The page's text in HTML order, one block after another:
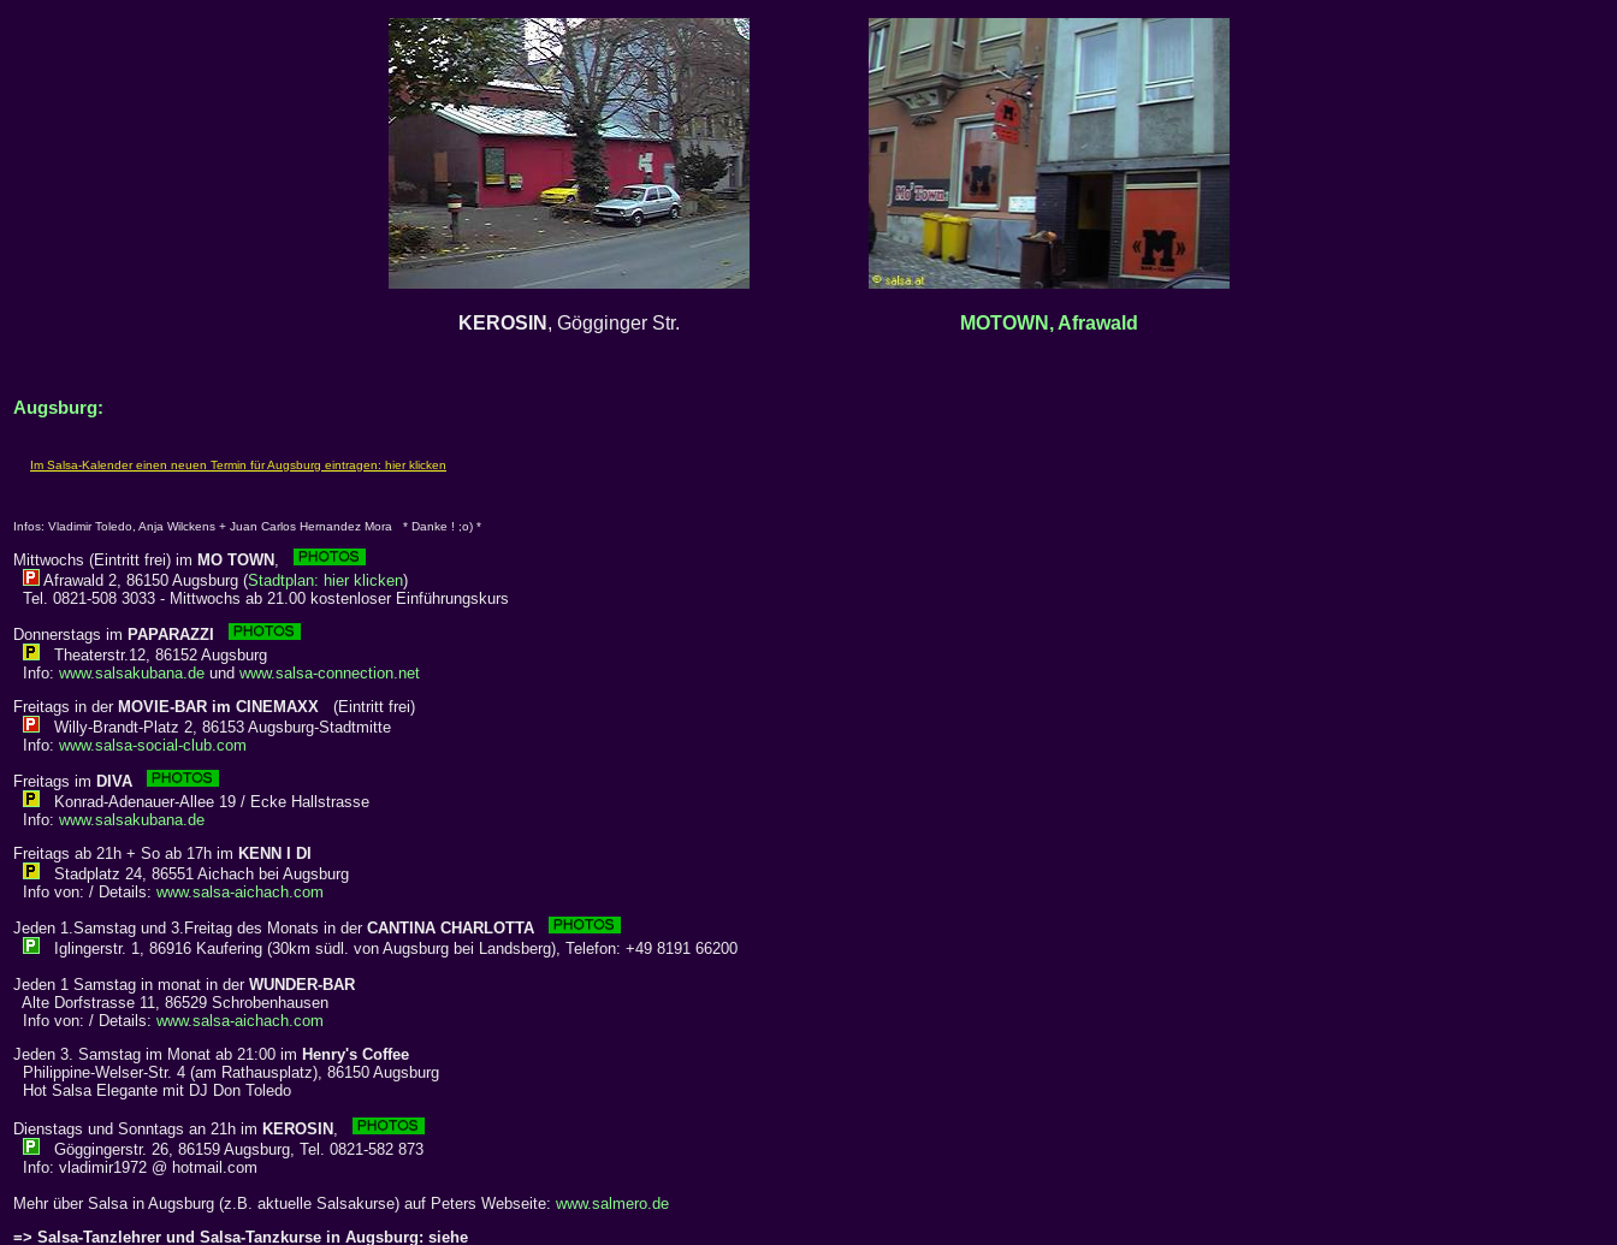
KEROSIN , Gögginger Str. MOTOWN, Afrawald
Augsburg:
Infos: Vladimir Toledo, Anja Wilckens + Juan Carlos Hernandez Mora * Danke ! ;o) *
Mittwochs (Eintritt frei) im MO TOWN ,
Afrawald 2, 86150 Augsburg (Stadtplan: hier klicken)
Tel. 0821-508 3033 - Mittwochs ab 21.00 kostenloser Einführungskurs
Donnerstags im PAPARAZZI
Theaterstr.12, 86152 Augsburg
Info: www.salsakubana.de und www.salsa-connection.net
Freitags in der MOVIE-BAR im CINEMAXX (Eintritt frei)
Willy-Brandt-Platz 2, 86153 Augsburg-Stadtmitte
Info: www.salsa-social-club.com
Freitags im DIVA
Konrad-Adenauer-Allee 19 / Ecke Hallstrasse
Info: www.salsakubana.de
Freitags ab 21h + So ab 17h im KENN I DI
Stadplatz 24, 86551 Aichach bei Augsburg
Info von: / Details: www.salsa-aichach.com
Jeden 1.Samstag und 3.Freitag des Monats in der CANTINA CHARLOTTA
Iglingerstr. 1, 86916 Kaufering (30km südl. von Augsburg bei Landsberg), Telefon: +49 8191 66200
Jeden 1 Samstag in monat in der WUNDER-BAR
Alte Dorfstrasse 11, 86529 Schrobenhausen
Info von: / Details: www.salsa-aichach.com
Jeden 3. Samstag im Monat ab 21:00 im Henry's Coffee
Philippine-Welser-Str. 4 (am Rathausplatz), 86150 Augsburg
Hot Salsa Elegante mit DJ Don Toledo
Dienstags und Sonntags an 21h im KEROSIN ,
Göggingerstr. 26, 86159 Augsburg, Tel. 0821-582 873
Info: vladimir1972 @ hotmail.com
Mehr über Salsa in Augsburg (z.B. aktuelle Salsakurse) auf Peters Webseite: www.salmero.de
=> Salsa-Tanzlehrer und Salsa-Tanzkurse in Augsburg: siehe